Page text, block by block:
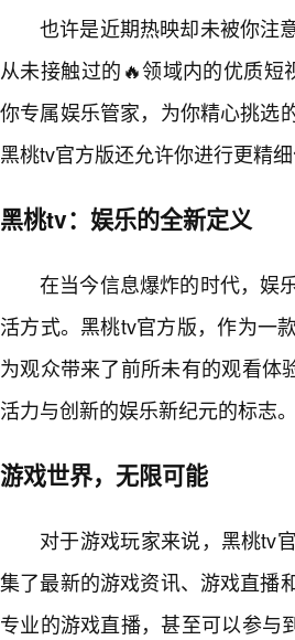
也许是近期热映却未被你注
从未接触过的🔥领域内的优质短
你专属娱乐管家，为你精心挑选
黑桃tv官方版还允许你进行更精细
黑桃tv：娱乐的全新定义
在当今信息爆炸的时代，娱
活方式。黑桃tv官方版，作为一
为观众带来了前所未有的观看体
活力与创新的娱乐新纪元的标志。
游戏世界，无限可能
对于游戏玩家来说，黑桃tv
集了最新的游戏资讯、游戏直播
专业的游戏直播，甚至可以参与